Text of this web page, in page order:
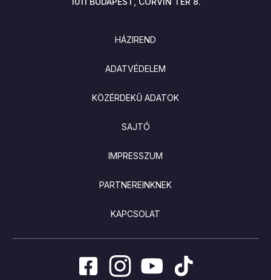
HÁZIREND
ADATVÉDELEM
KÖZÉRDEKŰ ADATOK
SAJTÓ
IMPRESSZUM
PARTNEREINKNEK
KAPCSOLAT